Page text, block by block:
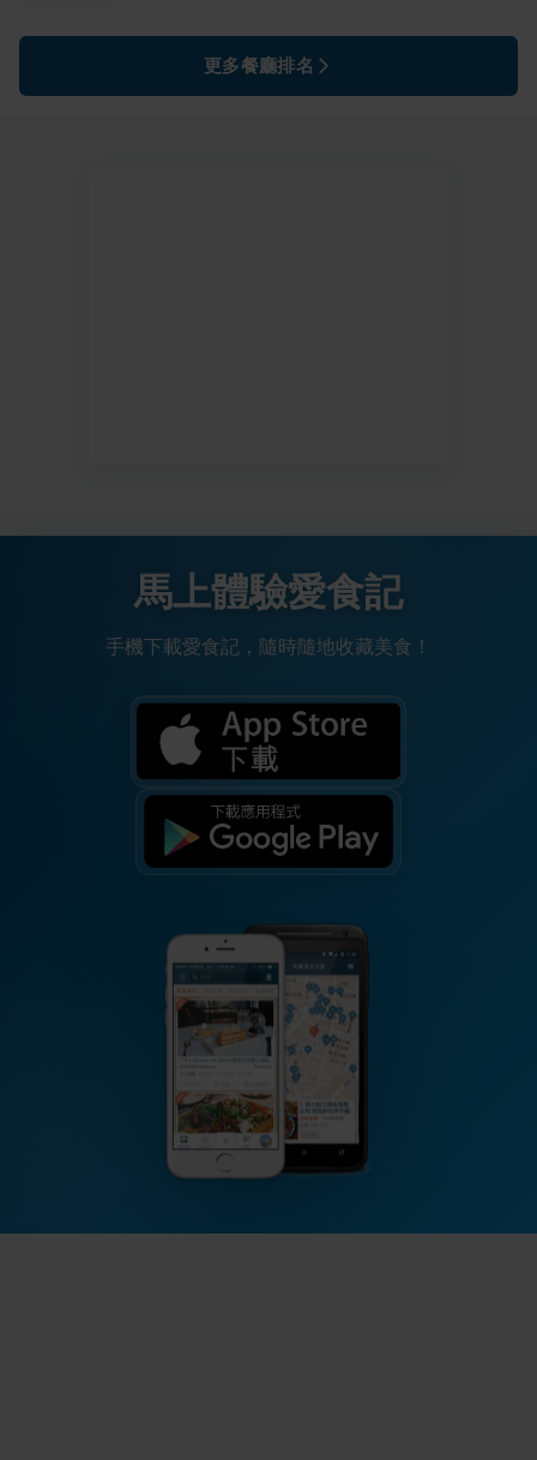
更多餐廳排名
馬上體驗愛食記
手機下載愛食記，隨時隨地收藏美食！